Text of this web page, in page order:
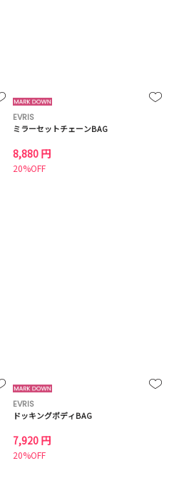
EVRIS
ミラーセットチェーンBAG
8,880 円
20%OFF
EVRIS
ドッキングボディBAG
7,920 円
20%OFF